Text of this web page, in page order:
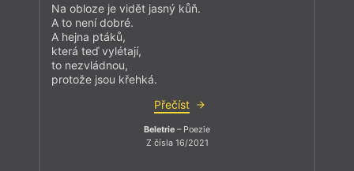
Na obloze je vidět jasný kůň.
A to není dobré.
A hejna ptáků,
která teď vylétají,
to nezvládnou,
protože jsou křehká.
Přečíst
Beletrie – Poezie
Z čísla 16/2021